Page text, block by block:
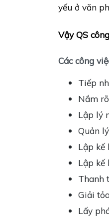
yếu ở văn
Vậy QS
Các công
Tiếp
Nắm
Lập lý
Quản
Lập kế
Lập kế
Thanh
Giải
Lấy